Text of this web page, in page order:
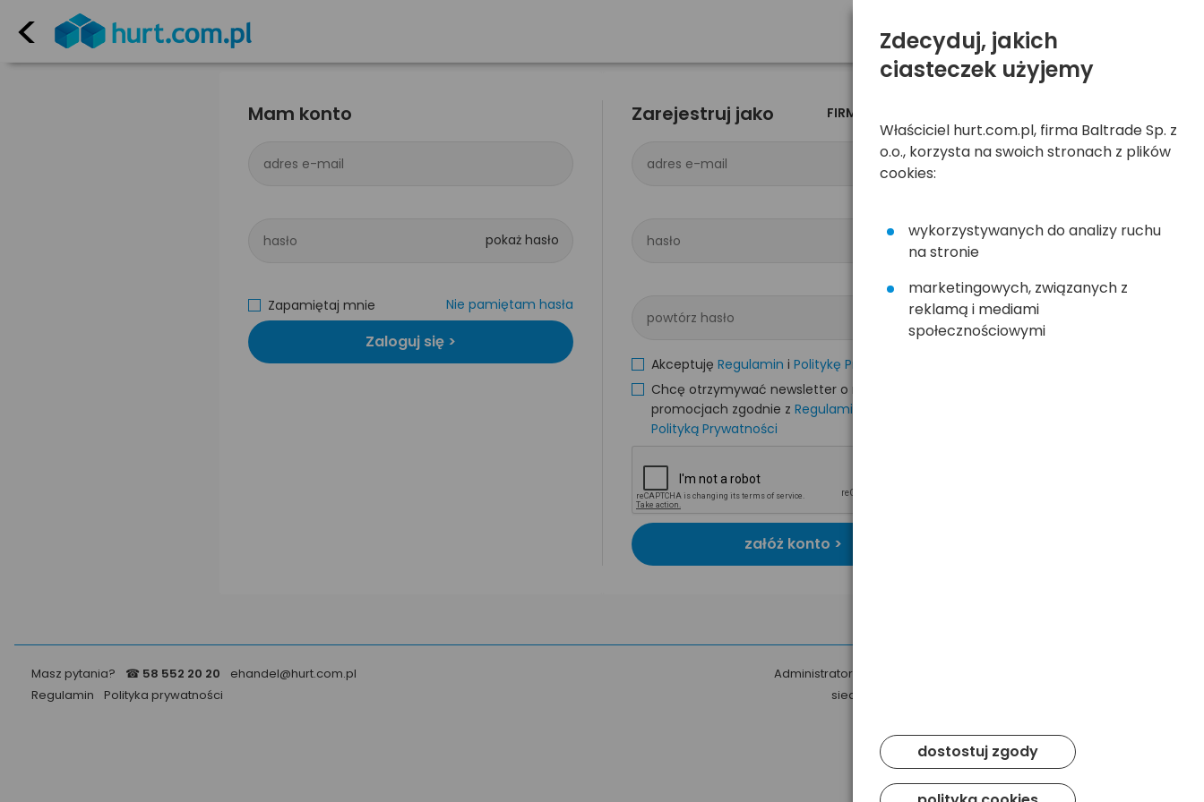
<
Mam konto
adres e-mail
hasło
Zapamiętaj mnie Nie pamiętam hasła
Zarejestruj jako FIRMA
adres e-mail
hasło
powtórz hasło
Akceptuję Regulamin i Politykę Prywatności
Chcę otrzymywać newsletter o nowościach i
promocjach zgodnie z Regulaminem
Polityką Prywatności
załóż konto >
Masz pytania? ☎ 58 552 20 20
ehandel@hurt.com.pl
Regulamin
Polityka prywatności
Administratorem Twoich danych osobowych jest Baltrade sp. z o.o. z
siedzibą w Gdańsku przy ul. Geodetów 24, 80-298 Gdańsk.
Zdecyduj, jakich
ciasteczek użyjemy
Właściciel hurt.com.pl, firma Baltrade Sp. z
o.o., korzysta na swoich stronach z plików
cookies:
wykorzystywanych do analizy ruchu
na stronie
marketingowych, związanych z
reklamą i mediami
społecznościowymi
dostostuj zgody